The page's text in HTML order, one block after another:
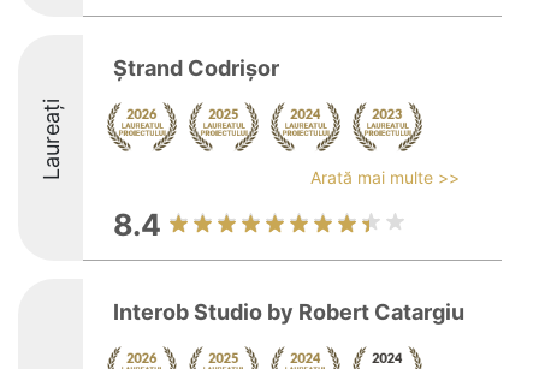
Laureați
Ștrand Codrișor
Arată mai multe >>
8.4
Interob Studio by Robert Catargiu